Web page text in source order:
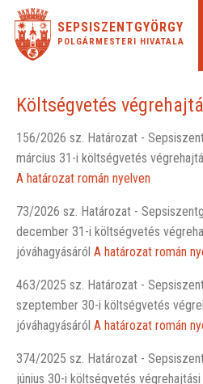
SEPSISZENTGYÖRGY
POLGÁRMESTERI HIVATALA
Költségvetés
156/2026 sz. Határozat -
március 31-i költségvetés
A határozat román nyelven
73/2026 sz. Határozat -
december 31-i költségvetés
jóváhagyásáról A határozat román
463/2025 sz. Határozat -
szeptember 30-i költségvetés
jóváhagyásáról A határozat román
374/2025 sz. Határozat -
június 30-i költségvetés